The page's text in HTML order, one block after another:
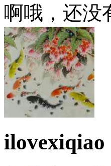
啊哦，还没
ilovexiqiao